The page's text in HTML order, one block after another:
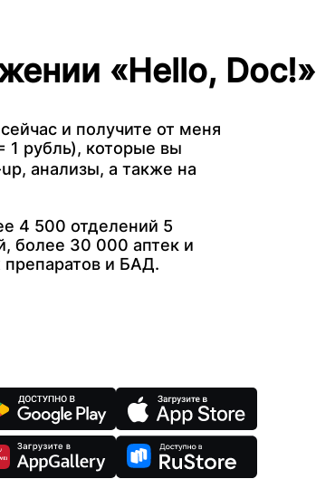
«Hello, Doc!»
и получите от меня
1 рубль), которые вы
анализы, а также на
4 500 отделений 5
более 30 000 аптек и
и БАД.